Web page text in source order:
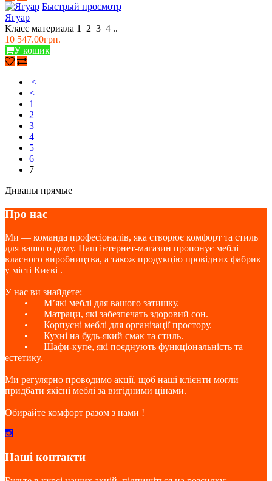
Быстрый просмотр
Ягуар
Класс материала 1 2 3 4 ..
10 547.00грн.
У кошик
|<
<
1
2
3
4
5
6
7
Диваны прямые
Про нас
Ми — команда професіоналів, яка створює комфорт та стиль
для вашого дому. Наш інтернет-магазин пропонує меблі
власного виробництва, а також продукцію провідних фабрик
у місті Києві .
У нас ви знайдете:
•
М’які меблі для вашого затишку.
•
Матраци, які забезпечать здоровий сон.
•
Корпусні меблі для організації простору.
•
Кухні на будь-який смак та стиль.
•
Шафи-купе, які поєднують функціональність та
естетику.
Ми регулярно проводимо акції, щоб наші клієнти могли
придбати якісні меблі за вигідними цінами.
Обирайте комфорт разом з нами !
Наші контакти